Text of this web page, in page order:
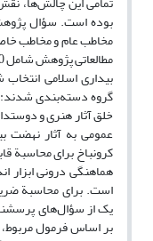
بوده است. سؤال
مخاطب عام و مخاطب
بیداری اسلامی
عمومی به آثار نهضت
کرونباخ برای محاسبة
هماهنگی درونی ابزار
است. برای محاسبة
یک از سؤال‌های
بر اساس فرمول